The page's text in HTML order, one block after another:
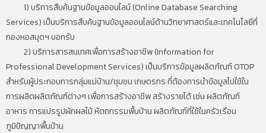
1) บริการสืบค้นฐานข้อมูลออนไลน์ (Online Database Searching
Services) เป็นบริการสืบค้นฐานข้อมูลออนไลน์ด้านวิทยาศาสตร์และเทคโนโลยีที่
กองหอสมุดฯ บอกรับ
2) บริการสารสนเทศเพื่อการสร้างอาชีพ (Information for
Professional Development Services) เป็นบริการข้อมูลผลิตภัณฑ์ OTOP
สำหรับผู้ประกอบการกลุ่มแม่บ้าน/ชุมชน เกษตรกร ที่ต้องการนำข้อมูลไปใช้ใน
การผลิตผลิตภัณฑ์ต่างๆ เพื่อการสร้างอาชีพ สร้างรายได้ เช่น ผลิตภัณฑ์
อาหาร การแปรรูปผักผลไม้ หัตถกรรมพื้นบ้าน ผลิตภัณฑ์ที่ใช้ในครัวเรือน
ภูมิปัญญาพื้นบ้าน